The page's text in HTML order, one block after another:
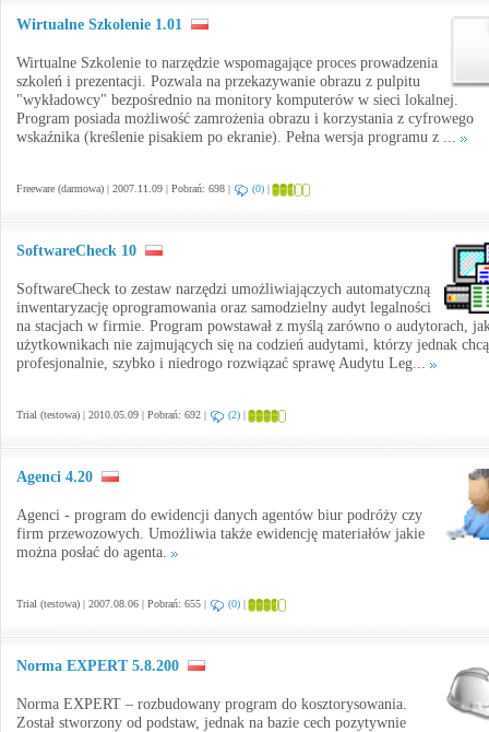
Wirtualne Szkolenie 1.01
Wirtualne Szkolenie to narzędzie wspomagające proces prowadzenia
szkoleń i prezentacji. Pozwala na przekazywanie obrazu z pulpitu
"wykładowcy" bezpośrednio na monitory komputerów w sieci lokalnej.
Program posiada możliwość zamrożenia obrazu i korzystania z cyfrowego
wskaźnika (kreślenie pisakiem po ekranie). Pełna wersja programu z ...
Freeware (darmowa) | 2007.11.09 | Pobrań: 698 | (0) |
SoftwareCheck 10
SoftwareCheck to zestaw narzędzi umożliwiajączych automatyczną
inwentaryzację oprogramowania oraz samodzielny audyt legalności
na stacjach w firmie. Program powstawał z myślą zarówno o audytorach,
użytkownikach nie zajmujących się na codzień audytami, którzy jednak chcą
profesjonalnie, szybko i niedrogo rozwiązać sprawę Audytu Leg...
Trial (testowa) | 2010.05.09 | Pobrań: 692 | (2) |
Agenci 4.20
Agenci - program do ewidencji danych agentów biur podróży czy
firm przewozowych. Umożliwia także ewidencję materiałów jakie
można posłać do agenta.
Trial (testowa) | 2007.08.06 | Pobrań: 655 | (0) |
Norma EXPERT 5.8.200
Norma EXPERT – rozbudowany program do kosztorysowania.
Został stworzony od podstaw, jednak na bazie cech pozytywnie